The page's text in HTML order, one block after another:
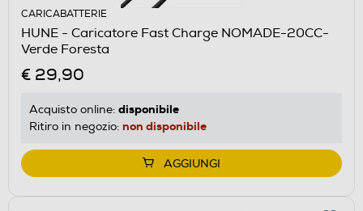
CARICABATTERIE
HUNE - Caricatore Fast Charge NOMADE-20CC-
Verde Foresta
€ 29,90
Acquisto online: disponibile
Ritiro in negozio: non disponibile
AGGIUNGI